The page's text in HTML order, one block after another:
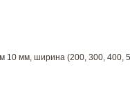
10 мм, ширина (200, 300, 400,